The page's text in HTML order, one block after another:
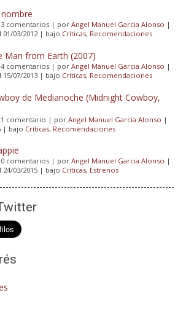
3 comentarios | por Angel Manuel Garcia Alonso |
03/2012| bajo Críticas, Recomendaciones
Man from Earth (2007)
4 comentarios | por Angel Manuel Garcia Alonso |
07/2013 | bajo Críticas, Recomendaciones
de Medianoche (Midnight Cowboy,
1 comentario | por Angel Manuel Garcia Alonso |
| bajo Críticas, Recomendaciones
0 comentarios | por Angel Manuel Garcia Alonso |
03/2015 | bajo Críticas, Estrenos